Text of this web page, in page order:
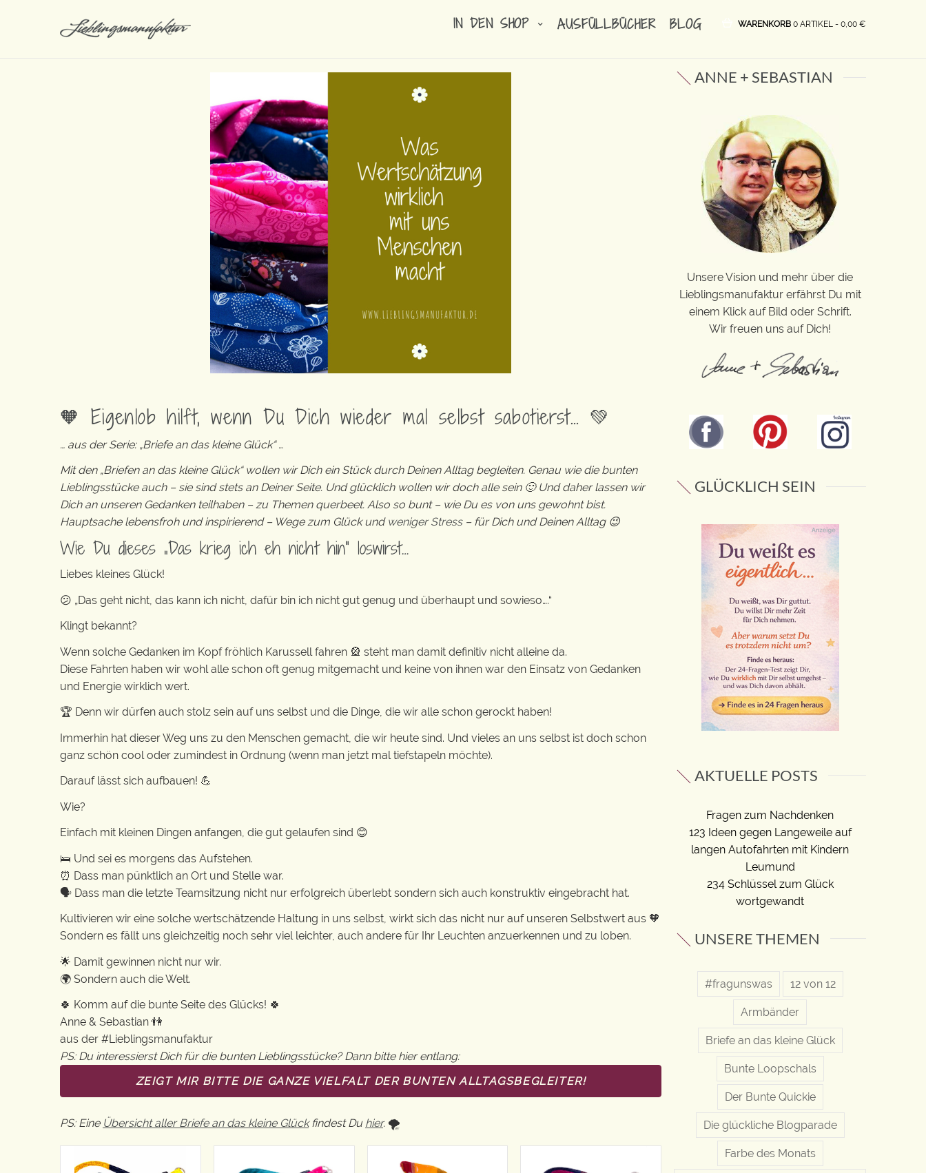
IN DEN SHOP AUSFÜLLBÜCHER BLOG WARENKORB 0 ARTIKEL - 0,00 €
🧡 Eigenlob hilft, wenn Du Dich wieder mal selbst sabotierst… 💚
… aus der Serie: „Briefe an das kleine Glück“ …
Mit den „Briefen an das kleine Glück“ wollen wir Dich ein Stück durch Deinen Alltag begleiten. Genau wie die bunten
Lieblingsstücke auch – sie sind stets an Deiner Seite. Und glücklich wollen wir doch alle sein 🙂 Und daher lassen wir
Dich an unseren Gedanken teilhaben – zu Themen querbeet. Also so bunt – wie Du es von uns gewohnt bist.
Hauptsache lebensfroh und inspirierend – Wege zum Glück und weniger Stress– für Dich und Deinen Alltag 😉
Wie Du dieses „Das krieg ich eh nicht hin“ loswirst…
Liebes kleines Glück!
😕 „Das geht nicht, das kann ich nicht, dafür bin ich nicht gut genug und überhaupt und sowieso….“
Klingt bekannt?
Wenn solche Gedanken im Kopf fröhlich Karussell fahren 🎡 steht man damit definitiv nicht alleine da.
Diese Fahrten haben wir wohl alle schon oft genug mitgemacht und keine von ihnen war den Einsatz von Gedanken
und Energie wirklich wert.
🏆 Denn wir dürfen auch stolz sein auf uns selbst und die Dinge, die wir alle schon gerockt haben!
Immerhin hat dieser Weg uns zu den Menschen gemacht, die wir heute sind. Und vieles an uns selbst ist doch schon
ganz schön cool oder zumindest in Ordnung (wenn man jetzt mal tiefstapeln möchte).
Darauf lässt sich aufbauen! 💪
Wie?
Einfach mit kleinen Dingen anfangen, die gut gelaufen sind 😊
🛌 Und sei es morgens das Aufstehen.
⏰ Dass man pünktlich an Ort und Stelle war.
🗣 Dass man die letzte Teamsitzung nicht nur erfolgreich überlebt sondern sich auch konstruktiv eingebracht hat.
Kultivieren wir eine solche wertschätzende Haltung in uns selbst, wirkt sich das nicht nur auf unseren Selbstwert aus 🧡
Sondern es fällt uns gleichzeitig noch sehr viel leichter, auch andere für Ihr Leuchten anzuerkennen und zu loben.
🌟 Damit gewinnen nicht nur wir.
🌍 Sondern auch die Welt.
🍀 Komm auf die bunte Seite des Glücks! 🍀
Anne & Sebastian 👫
aus der #Lieblingsmanufaktur
PS: Du interessierst Dich für die bunten Lieblingsstücke? Dann bitte hier entlang:
ZEIGT MIR BITTE DIE GANZE VIELFALT DER BUNTEN ALLTAGSBEGLEITER!
PS: Eine Übersicht aller Briefe an das kleine Glückfindest Du hier. 🌪️
ANNE + SEBASTIAN
Unsere Vision und mehr über die
Lieblingsmanufaktur erfährst Du mit
einem Klick auf Bild oder Schrift.
Wir freuen uns auf Dich!
GLÜCKLICH SEIN
AKTUELLE POSTS
Fragen zum Nachdenken
123 Ideen gegen Langeweile auf
langen Autofahrten mit Kindern
Leumund
234 Schlüssel zum Glück
wortgewandt
UNSERE THEMEN
#fragunswas 12 von 12
Armbänder
Briefe an das kleine Glück
Bunte Loopschals
Der Bunte Quickie
Die glückliche Blogparade
Farbe des Monats